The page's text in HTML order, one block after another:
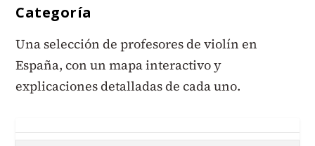
Categoría
Una selección de profesores de violín en
España, con un mapa interactivo y
explicaciones detalladas de cada uno.